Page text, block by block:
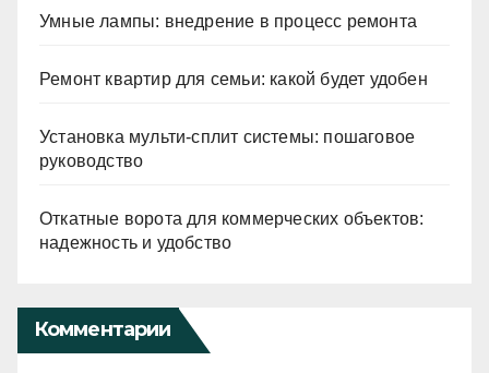
Умные лампы: внедрение в процесс ремонта
Ремонт квартир для семьи: какой будет удобен
Установка мульти-сплит системы: пошаговое
руководство
Откатные ворота для коммерческих объектов:
надежность и удобство
Комментарии